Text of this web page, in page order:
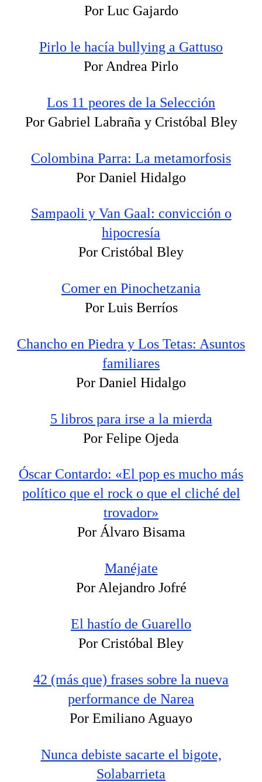
Por Luc Gajardo
Pirlo le hacía bullying a Gattuso
Por Andrea Pirlo
Los 11 peores de la Selección
Por Gabriel Labraña y Cristóbal Bley
Colombina Parra: La metamorfosis
Por Daniel Hidalgo
Sampaoli y Van Gaal: convicción o
hipocresía
Por Cristóbal Bley
Comer en Pinochetzania
Por Luis Berríos
Chancho en Piedra y Los Tetas: Asuntos
familiares
Por Daniel Hidalgo
5 libros para irse a la mierda
Por Felipe Ojeda
Óscar Contardo: «El pop es mucho más
político que el rock o que el cliché del
trovador»
Por Álvaro Bisama
Manéjate
Por Alejandro Jofré
El hastío de Guarello
Por Cristóbal Bley
42 (más que) frases sobre la nueva
performance de Narea
Por Emiliano Aguayo
Nunca debiste sacarte el bigote,
Solabarrieta